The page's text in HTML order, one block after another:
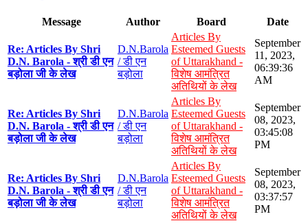
Message Author Board Date
Re: Articles By Shri
D.N. Barola - श्री डी एन
बड़ोला जी के लेख
D.N.Barola
/ डी एन
बड़ोला
Articles By
Esteemed Guests
of Uttarakhand -
विशेष आमंत्रित
अतिथियों के लेख
September
11, 2023,
06:39:36
AM
Re: Articles By Shri
D.N. Barola - श्री डी एन
बड़ोला जी के लेख
D.N.Barola
/ डी एन
बड़ोला
Articles By
Esteemed Guests
of Uttarakhand -
विशेष आमंत्रित
अतिथियों के लेख
September
08, 2023,
03:45:08
PM
Re: Articles By Shri
D.N. Barola - श्री डी एन
बड़ोला जी के लेख
D.N.Barola
/ डी एन
बड़ोला
Articles By
Esteemed Guests
of Uttarakhand -
विशेष आमंत्रित
अतिथियों के लेख
September
08, 2023,
03:37:57
PM